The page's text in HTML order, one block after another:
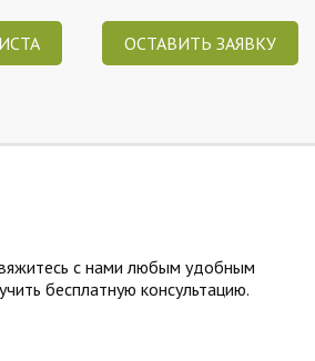
ОСТАВИТЬ ЗАЯВКУ
с нами любым удобным
бесплатную консультацию.